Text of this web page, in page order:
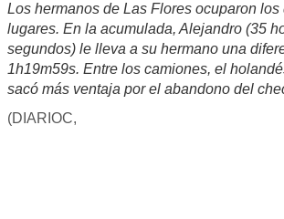
Los hermanos de Las Flores ocuparon los
lugares. En la acumulada, Alejandro (35
segundos) le lleva a su hermano una
1h19m59s. Entre los camiones, el
sacó más ventaja por el abandono del
(DIARIOC,